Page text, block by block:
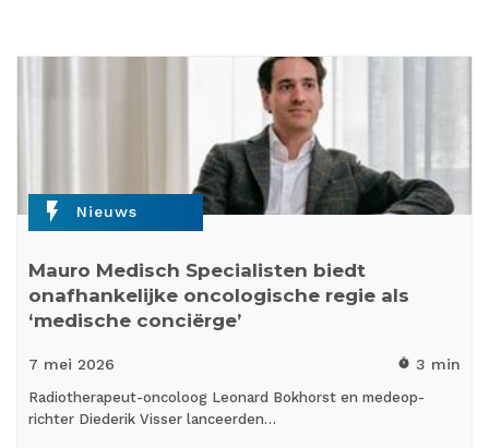
flash_on Nieuws
Mauro Medisch Specialisten biedt
onafhankelijke oncologische regie als
‘medische conciërge’
7 mei 2026 timer 3 min
Radiotherapeut-oncoloog Leonard Bokhorst en medeop­
richter Diederik Visser lanceerden…